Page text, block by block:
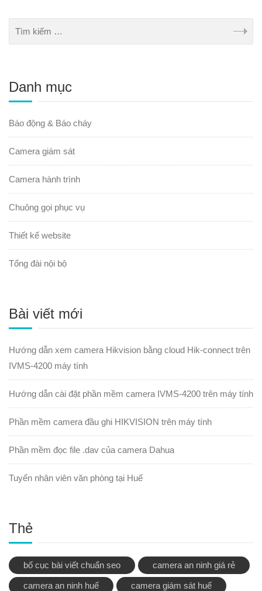
Danh mục
Báo động & Báo cháy
Camera giám sát
Camera hành trình
Chuông gọi phục vụ
Thiết kế website
Tổng đài nội bộ
Bài viết mới
Hướng dẫn xem camera Hikvision bằng cloud Hik-connect trên
IVMS-4200 máy tính
Hướng dẫn cài đặt phần mềm camera IVMS-4200 trên máy tính
Phần mềm camera đầu ghi HIKVISION trên máy tính
Phần mềm đọc file .dav của camera Dahua
Tuyển nhân viên văn phòng tại Huế
Thẻ
bố cục bài viết chuẩn seo camera an ninh giá rẻ
camera an ninh huế camera giám sát huế